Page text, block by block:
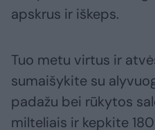
apskrus ir iškeps.
Tuo metu virtus ir
sumaišykite su
padažu bei rūkytos
milteliais ir kepkite